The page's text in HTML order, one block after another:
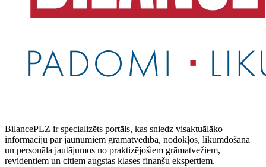
BilancePLZ ir specializēts portāls, kas sniedz visaktuālāko
informāciju par jaunumiem grāmatvedībā, nodokļos, likumdošanā
un personāla jautājumos no praktizējošiem grāmatvežiem,
revidentiem un citiem augstas klases finanšu ekspertiem.